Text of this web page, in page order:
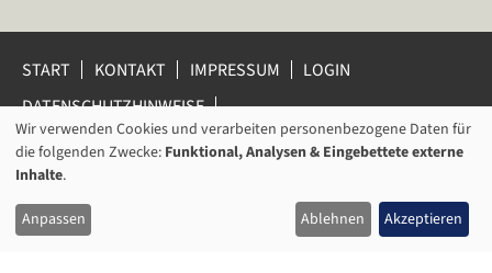
START KONTAKT IMPRESSUM
LOGIN
DATENSCHUTZHINWEISE
DATENSCHUTZ-EINSTELLUNGEN
HINWEISGEBERSCHUTZ
(ZZF) e.V.
VERWENDUNG
VON
PERSONENBEZOGENEN
DATEN
Wir verwenden Cookies und verarbeiten personenbezogene Daten für
die folgenden Zwecke: Funktional, Analysen & Eingebettete externe
Inhalte.
Anpassen Ablehnen Akzeptieren